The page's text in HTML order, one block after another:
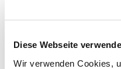
Diese Webseite
Wir verwenden Cookies,